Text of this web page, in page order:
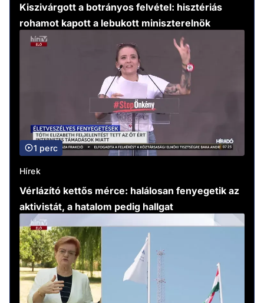
Kiszivárgott a botrányos felvétel: hisztériás
rohamot kapott a lebukott miniszterelnök
1 perc
Hírek
Vérlázító kettős mérce: halálosan fenyegetik az
aktivistát, a hatalom pedig hallgat